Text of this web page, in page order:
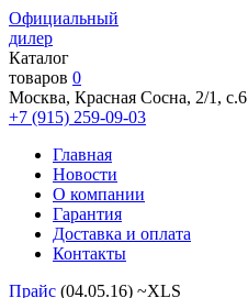
Официальный
дилер
Каталог
товаров 0
Москва, Красная Сосна, 2/1, с.6
+7 (915) 259-09-03
Главная
Новости
О компании
Гарантия
Доставка и оплата
Контакты
Прайс (04.05.16) ~XLS